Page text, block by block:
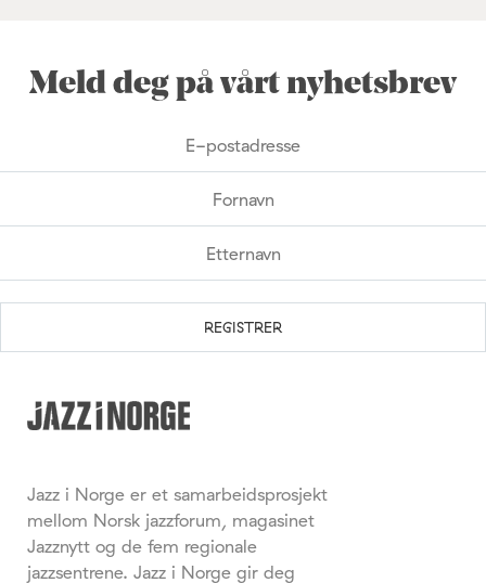
Meld deg på vårt nyhetsbrev
Jazz i Norge er et samarbeidsprosjekt
mellom Norsk jazzforum, magasinet
Jazznytt og de fem regionale
jazzsentrene. Jazz i Norge gir deg